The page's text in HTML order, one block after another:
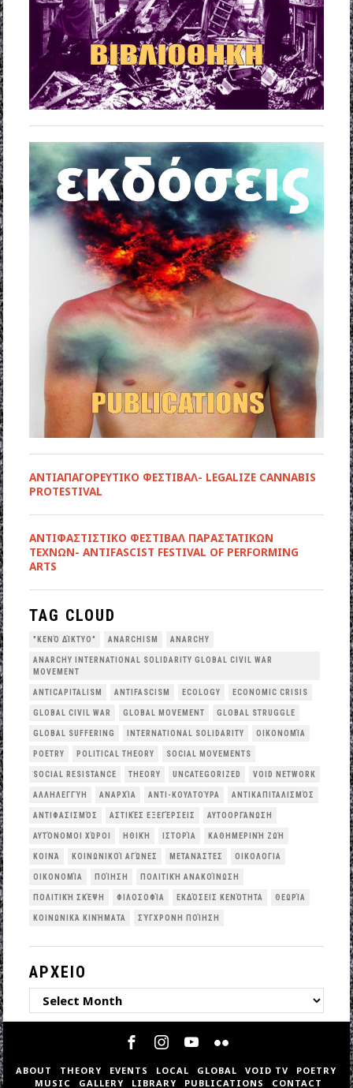
ΑΝΤΙΑΠΑΓΟΡΕΥΤΙΚΟ ΦΕΣΤΙΒΑΛ- LEGALIZE CANNABIS
PROTESTIVAL
ANTIΦΑΣΤΙΣΤΙΚΟ ΦΕΣΤΙΒΑΛ ΠΑΡΑΣΤΑΤΙΚΩΝ
ΤΕΧΝΩΝ- ANTIFASCIST FESTIVAL OF PERFORMING
ARTS
TAG CLOUD
"ΚΕΝΌ ΔΊΚΤΥΟ" ANARCHISM ANARCHY
ANARCHY INTERNATIONAL SOLIDARITY GLOBAL CIVIL WAR
MOVEMENT
ANTICAPITALISM ANTIFASCISM ECOLOGY ECONOMIC CRISIS
GLOBAL CIVIL WAR GLOBAL MOVEMENT GLOBAL STRUGGLE
GLOBAL SUFFERING INTERNATIONAL SOLIDARITY OΙΚΟΝΟΜΊΑ
POETRY POLITICAL THEORY SOCIAL MOVEMENTS
SOCIAL RESISTANCE THEORY UNCATEGORIZED VOID NETWORK
ΑΛΛΗΛΕΓΓΎΗ ΑΝΑΡΧΊΑ ΑΝΤΙ-ΚΟΥΛΤΟΎΡΑ ΑΝΤΙΚΑΠΙΤΑΛΙΣΜΌΣ
ΑΝΤΙΦΑΣΙΣΜΌΣ ΑΣΤΙΚΈΣ ΕΞΕΓΈΡΣΕΙΣ ΑΥΤΟΟΡΓΆΝΩΣΗ
ΑΥΤΌΝΟΜΟΙ ΧΏΡΟΙ ΗΘΙΚΉ ΙΣΤΟΡΊΑ ΚΑΘΗΜΕΡΙΝΉ ΖΩΉ
ΚΟΙΝΆ ΚΟΙΝΩΝΙΚΟΊ ΑΓΏΝΕΣ ΜΕΤΑΝΆΣΤΕΣ ΟΙΚΟΛΟΓΙΑ
ΟΙΚΟΝΟΜΊΑ ΠΟΊΗΣΗ ΠΟΛΙΤΙΚΉ ΑΝΑΚΟΊΝΩΣΗ
ΠΟΛΙΤΙΚΉ ΣΚΈΨΗ ΦΙΛΟΣΟΦΊΑ ΕΚΔΌΣΕΙΣ ΚΕΝΌΤΗΤΑ ΘΕΩΡΊΑ
ΚΟΙΝΩΝΙΚΆ ΚΙΝΉΜΑΤΑ ΣΎΓΧΡΟΝΗ ΠΟΊΗΣΗ
ΑΡΧΕΙΟ
ΑΡΧΕΙΟ
ABOUT THEORY EVENTS LOCAL GLOBAL VOID TV
POETRY
MUSIC
GALLERY LIBRARY PUBLICATIONS CONTACT